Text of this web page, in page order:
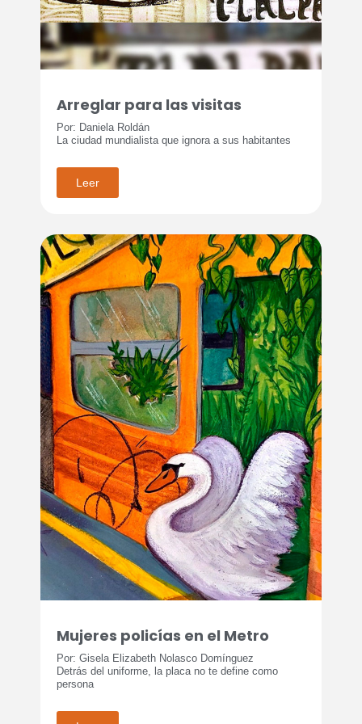
Arreglar para las visitas
Por: Daniela Roldán
La ciudad mundialista que ignora a sus habitantes
Leer
Mujeres policías en el Metro
Por: Gisela Elizabeth Nolasco Domínguez
Detrás del uniforme, la placa no te define como
persona